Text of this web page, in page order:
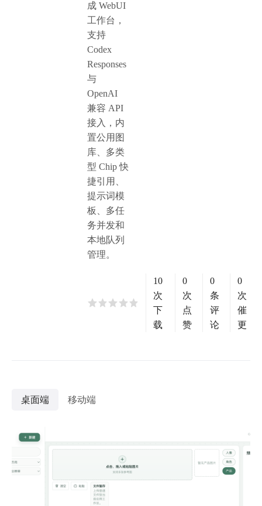
成 WebUI
工作台，
支持
Codex
Responses
与
OpenAI
兼容 API
接入，内
置公用图
库、多类
型 Chip 快
捷引用、
提示词模
板、多任
务并发和
本地队列
管理。
10
次
下
载
0
次
点
赞
0
条
评
论
0
次
催
更
桌面端 移动端